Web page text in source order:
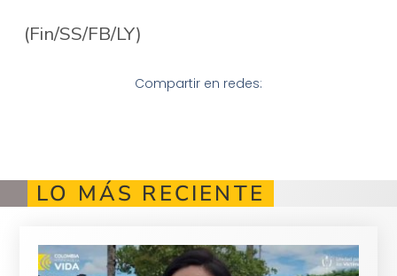
(Fin/SS/FB/LY)
Compartir en redes:
LO MÁS RECIENTE